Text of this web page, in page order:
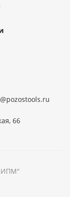
66
ИПМ"